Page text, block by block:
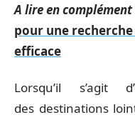
A lire en complément
pour une
efficace
Lorsqu’il s’agit
des destinations